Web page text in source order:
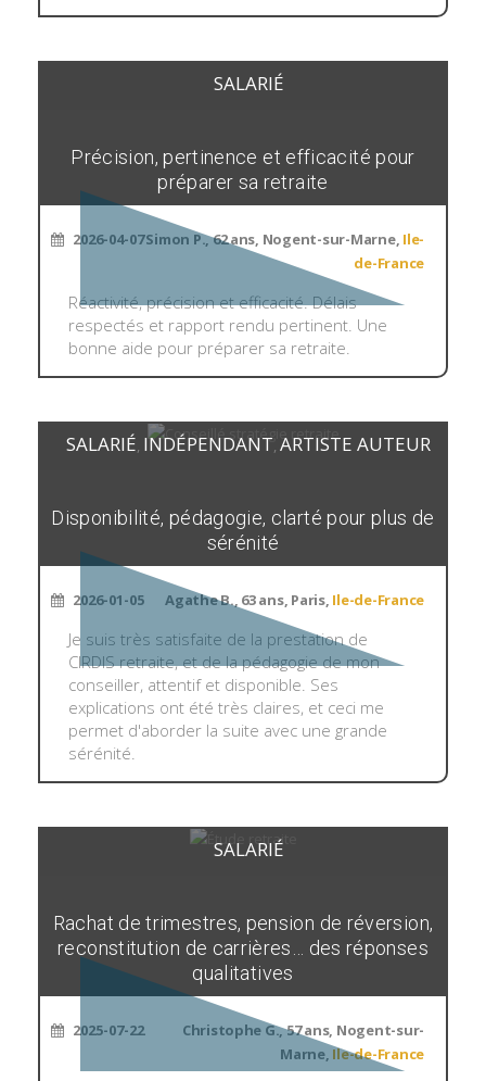
SALARIÉ
Précision, pertinence et efficacité pour
préparer sa retraite
2026-04-07Simon P., 62 ans, Nogent-sur-Marne, Ile-
de-France
Réactivité, précision et efficacité. Délais
respectés et rapport rendu pertinent. Une
bonne aide pour préparer sa retraite.
SALARIÉ, INDÉPENDANT, ARTISTE AUTEUR
Disponibilité, pédagogie, clarté pour plus de
sérénité
2026-01-05 Agathe B., 63 ans, Paris, Ile-de-France
Je suis très satisfaite de la prestation de
CIRDIS retraite, et de la pédagogie de mon
conseiller, attentif et disponible. Ses
explications ont été très claires, et ceci me
permet d'aborder la suite avec une grande
sérénité.
SALARIÉ
Rachat de trimestres, pension de réversion,
reconstitution de carrières… des réponses
qualitatives
2025-07-22
Christophe G., 57 ans, Nogent-sur-
Marne, Ile-de-France